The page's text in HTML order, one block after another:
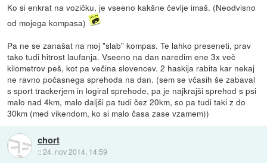
Ko si enkrat na vozičku, je vseeno kakšne čevlje imaš. (Neodvisno
od mojega kompasa)
Pa ne se zanašat na moj "slab" kompas. Te lahko preseneti, prav
tako tudi hitrost laufanja. Vseeno na dan naredim ene 3x več
kilometrov peš, kot pa večina slovencev. 2 haskija rabita kar nekaj
ne ravno počasnega sprehoda na dan. (sem se včasih še zabaval
s sport trackerjem in logiral sprehode, pa je najkrajši sprehod s psi
malo nad 4km, malo daljši pa tudi čez 20km, so pa tudi taki z do
30km (med vikendom, ko si malo časa zase vzamem))
chort
::24. nov 2014, 14:59